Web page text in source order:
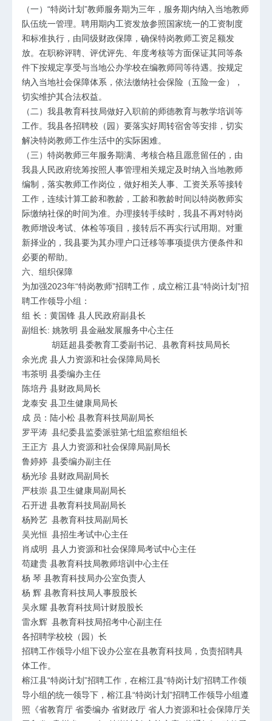
（一）“特岗计划”教师服务期为三年，服务期内纳入当地教师
队伍统一管理。聘用期内工资发放参照国家统一的工资制度
和标准执行，由同级财政保障，确保特岗教师工资足额发
放。在职称评聘、评优评先、年度考核等方面保证其同等条
件下按规定享受与当地公办学校在编教师同等待遇。按规定
纳入当地社会保障体系，依法缴纳社会保险（五险一金），
切实维护其合法权益。
（二）我县教育科技局做好入职前的师德教育与教学培训等
工作。我县各招聘校（园）要落实好周转宿舍等安排，切实
解决特岗教师工作生活中的实际困难。
（三）特岗教师三年服务期满、考核合格且愿意留任的，由
我县人民政府统筹按照人事管理相关规定及时纳入当地教师
编制，落实教师工作岗位，做好相关人事、工资关系等接转
工作，连续计算工龄和教龄，工龄和教龄时间以特岗教师实
际缴纳社保的时间为准。办理接转手续时，我县不再对特岗
教师增设考试、体检等项目，接转后不再实行试用期。对重
新择业的，我县要为其办理户口迁移等事项提供方便条件和
必要的帮助。
六、组织保障
为加强2023年“特岗教师”招聘工作，成立榕江县“特岗计划”招
聘工作领导小组：
组 长：黄国锋 县人民政府副县长
副组长: 姚敦明 县金融发展服务中心主任
胡廷超县委教育工委副书记、县教育科技局局长
余光虎 县人力资源和社会保障局局长
韦茶明 县委编办主任
陈培丹 县财政局局长
龙泰安 县卫生健康局局长
成 员：陆小松 县教育科技局副局长
罗平涛 县纪委县监委派驻第七组监察组组长
王正方 县人力资源和社会保障局副局长
鲁婷婷 县委编办副主任
杨光珍 县财政局副局长
严枝崇 县卫生健康局副局长
石开进 县教育科技局副局长
杨羚艺 县教育科技局副局长
吴光恒 县招生考试中心主任
肖成明 县人力资源和社会保障局考试中心主任
苟建贵 县教育科技局教师培训中心主任
杨 琴 县教育科技局办公室负责人
杨 辉 县教育科技局人事股股长
吴永耀 县教育科技局计财股股长
雷永辉 县教育科技局招考中心副主任
各招聘学校校（园）长
招聘工作领导小组下设办公室在县教育科技局，负责招聘具
体工作。
榕江县“特岗计划”招聘工作，在榕江县“特岗计划”招聘工作领
导小组的统一领导下，榕江县“特岗计划”招聘工作领导小组遵
照《省教育厅 省委编办 省财政厅 省人力资源和社会保障厅关